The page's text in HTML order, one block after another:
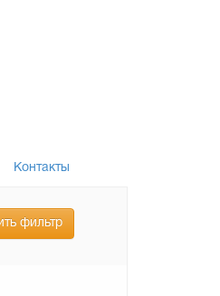
Контакты
фильтр